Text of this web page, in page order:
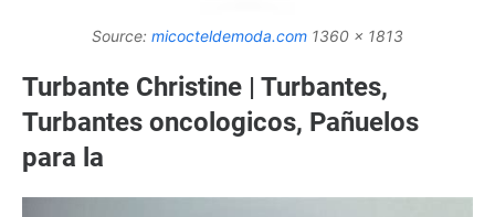
Source: micocteldemoda.com 1360 x 1813
Turbante Christine | Turbantes,
Turbantes oncologicos, Pañuelos
para la